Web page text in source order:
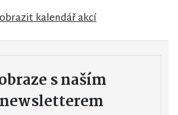
kalendář akcí
s naším